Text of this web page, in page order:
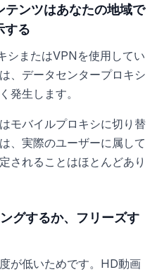
テンツはあなたの地域で
する
シまたはVPNを使用してい
、データセンタープロキシ
発生します。
モバイルプロキシに切り替
、実際のユーザーに属して
されることはほとんどあり
グするか、フリーズす
が低いためです。HD動画